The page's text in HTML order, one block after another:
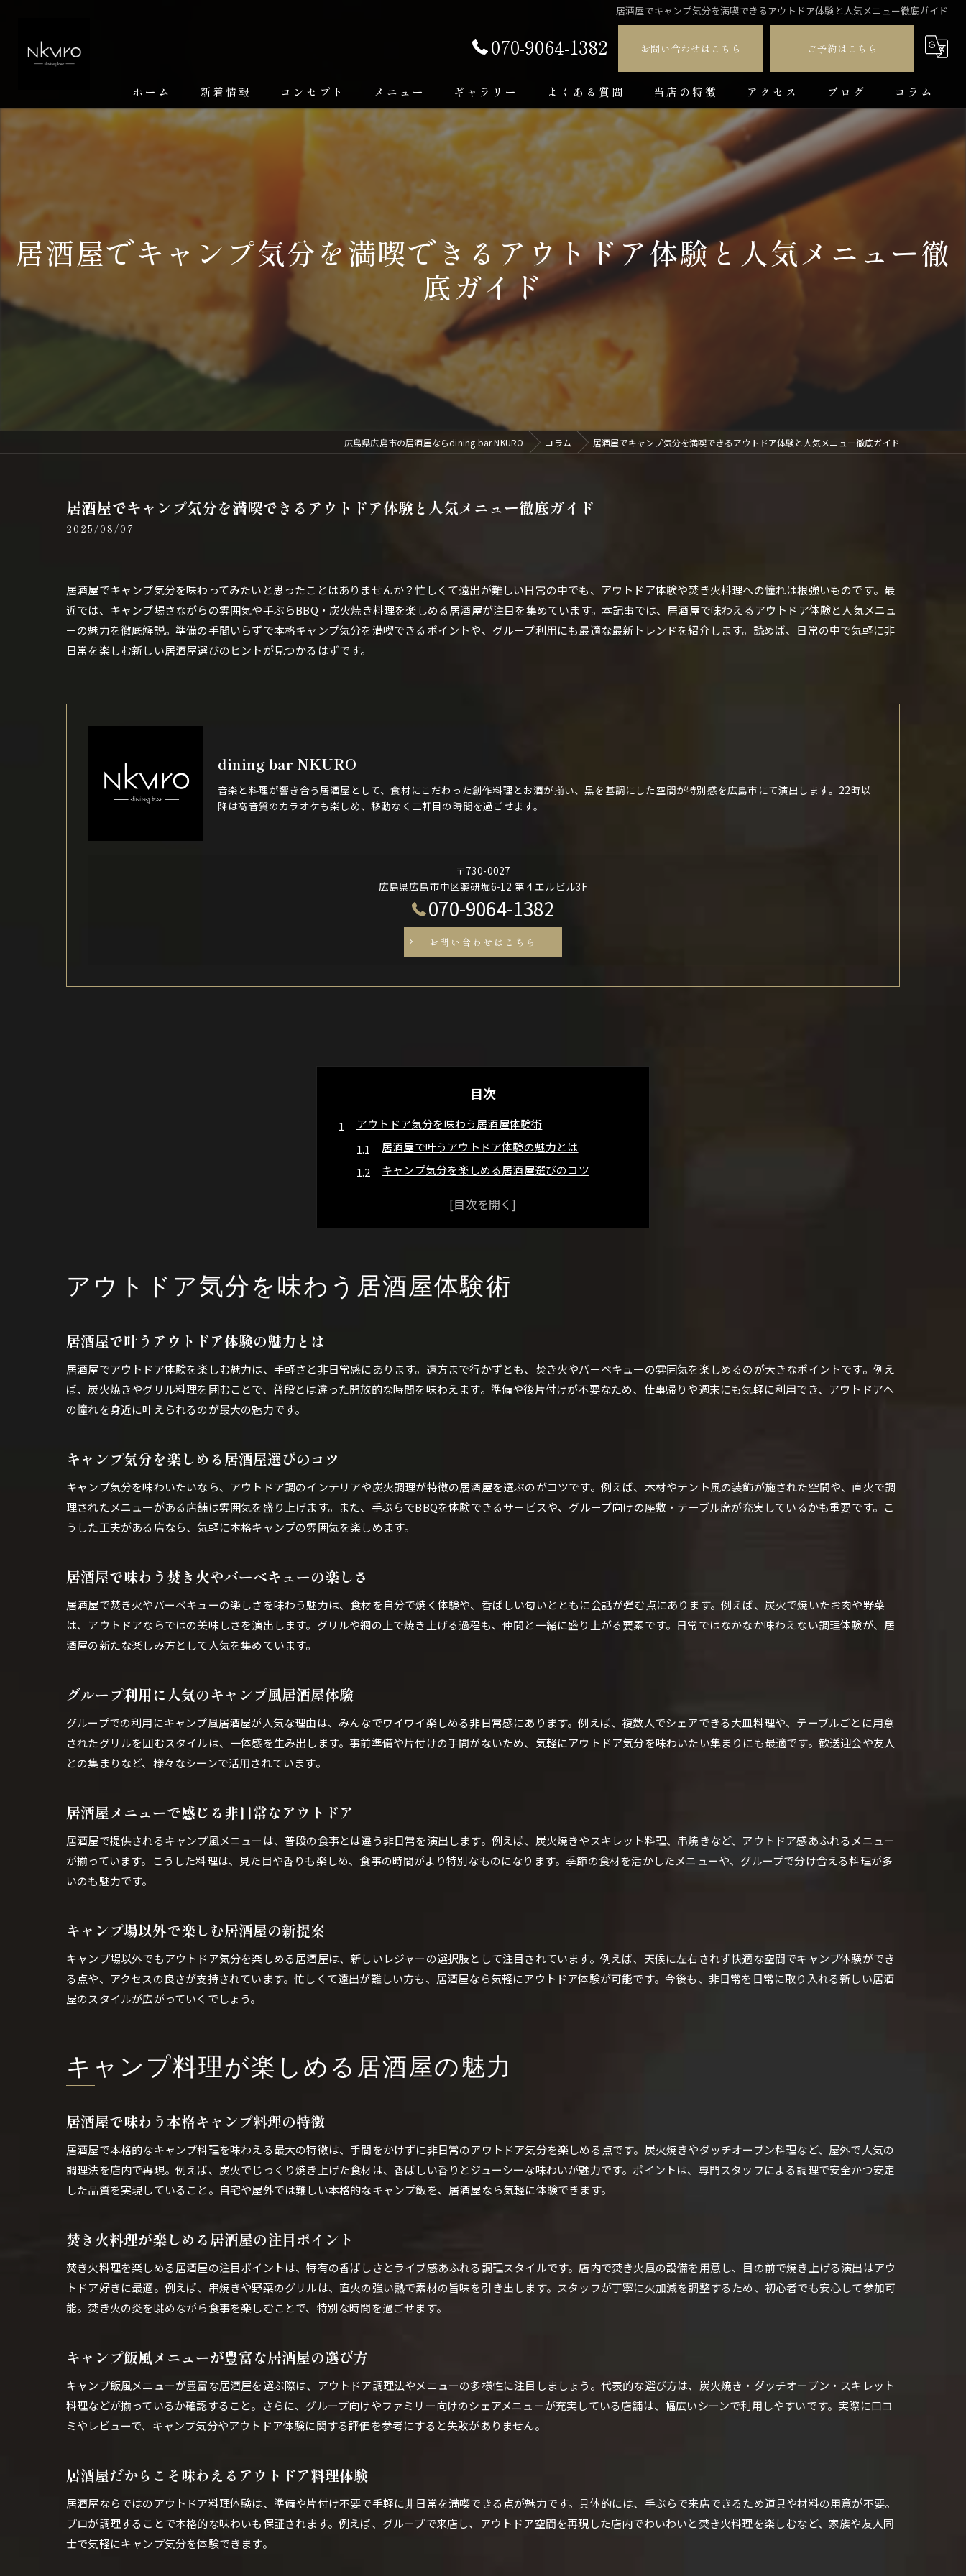
居酒屋でキャンプ気分を満喫できるアウトドア体験と人気メニュー徹底ガイド
070-9064-1382 お問い合わせはこちら ご予約はこちら
ホーム 新着情報 コンセプト メニュー ギャラリー よくある質問 当店の特徴
ダイニングバー
貸切
カラオケ
飲み放題
アクセス ブログ コラム
居酒屋でキャンプ気分を満喫できるアウトドア体験と人気メニュー徹
底ガイド
広島県広島市の居酒屋ならdining bar NKURO コラム 居酒屋でキャンプ気分を満喫できるアウトドア体験と人気メニュー徹底ガイド
居酒屋でキャンプ気分を満喫できるアウトドア体験と人気メニュー徹底ガイド
2025/08/07
居酒屋でキャンプ気分を味わってみたいと思ったことはありませんか？忙しくて遠出が難しい日常の中でも、アウトドア体験や焚き火料理への憧れは根強いものです。最
近では、キャンプ場さながらの雰囲気や手ぶらBBQ・炭火焼き料理を楽しめる居酒屋が注目を集めています。本記事では、居酒屋で味わえるアウトドア体験と人気メニュ
ーの魅力を徹底解説。準備の手間いらずで本格キャンプ気分を満喫できるポイントや、グループ利用にも最適な最新トレンドを紹介します。読めば、日常の中で気軽に非
日常を楽しむ新しい居酒屋選びのヒントが見つかるはずです。
dining bar NKURO
音楽と料理が響き合う居酒屋として、食材にこだわった創作料理とお酒が揃い、黒を基調にした空間が特別感を広島市にて演出します。22時以
降は高音質のカラオケも楽しめ、移動なく二軒目の時間を過ごせます。
〒730-0027
広島県広島市中区薬研堀6-12 第４エルビル3F
070-9064-1382
お問い合わせはこちら
目次
アウトドア気分を味わう居酒屋体験術
居酒屋で叶うアウトドア体験の魅力とは
キャンプ気分を楽しめる居酒屋選びのコツ
グループ利用に人気のキャンプ風居酒屋体験
キャンプ料理が楽しめる居酒屋の魅力
居酒屋だからこそ味わえるアウトドア料理体験
人気のキャンプ居酒屋メニュー紹介と選び方
手ぶらで本格バーベキューを体験できる居酒屋
居酒屋のBBQプランでアウトドア気分を満喫
焚き火や焼肉も満喫できる新感覚居酒屋
居酒屋で焚き火体験を味わうポイント
居酒屋メニューで味わうキャンプ風焼肉
非日常を楽しめるアウトドア居酒屋体験
居酒屋で叶う日常脱出のキャンプ体験術
焚き火やバーベキューを居酒屋で体験する方法
居酒屋で体験する本格バーベキューの魅力
バーベキュー居酒屋のおすすめメニュー紹介
デイキャンプ気分を居酒屋で味わうコツ
デイキャンプとキャンプの違いを居酒屋で体感
短時間で楽しむ居酒屋デイキャンプのコツ
アウトドア体験ができる居酒屋の選び方
居酒屋選びのコツとアウトドア気分の両立術
口コミで話題のアウトドア居酒屋活用法
アウトドア気分を味わう居酒屋体験術
居酒屋で叶うアウトドア体験の魅力とは
居酒屋でアウトドア体験を楽しむ魅力は、手軽さと非日常感にあります。遠方まで行かずとも、焚き火やバーベキューの雰囲気を楽しめるのが大きなポイントです。例え
ば、炭火焼きやグリル料理を囲むことで、普段とは違った開放的な時間を味わえます。準備や後片付けが不要なため、仕事帰りや週末にも気軽に利用でき、アウトドアへ
の憧れを身近に叶えられるのが最大の魅力です。
キャンプ気分を楽しめる居酒屋選びのコツ
キャンプ気分を味わいたいなら、アウトドア調のインテリアや炭火調理が特徴の居酒屋を選ぶのがコツです。例えば、木材やテント風の装飾が施された空間や、直火で調
理されたメニューがある店舗は雰囲気を盛り上げます。また、手ぶらでBBQを体験できるサービスや、グループ向けの座敷・テーブル席が充実しているかも重要です。こ
うした工夫がある店なら、気軽に本格キャンプの雰囲気を楽しめます。
居酒屋で味わう焚き火やバーベキューの楽しさ
居酒屋で焚き火やバーベキューの楽しさを味わう魅力は、食材を自分で焼く体験や、香ばしい匂いとともに会話が弾む点にあります。例えば、炭火で焼いたお肉や野菜
は、アウトドアならではの美味しさを演出します。グリルや網の上で焼き上げる過程も、仲間と一緒に盛り上がる要素です。日常ではなかなか味わえない調理体験が、居
酒屋の新たな楽しみ方として人気を集めています。
グループ利用に人気のキャンプ風居酒屋体験
グループでの利用にキャンプ風居酒屋が人気な理由は、みんなでワイワイ楽しめる非日常感にあります。例えば、複数人でシェアできる大皿料理や、テーブルごとに用意
されたグリルを囲むスタイルは、一体感を生み出します。事前準備や片付けの手間がないため、気軽にアウトドア気分を味わいたい集まりにも最適です。歓送迎会や友人
との集まりなど、様々なシーンで活用されています。
居酒屋メニューで感じる非日常なアウトドア
居酒屋で提供されるキャンプ風メニューは、普段の食事とは違う非日常を演出します。例えば、炭火焼きやスキレット料理、串焼きなど、アウトドア感あふれるメニュー
が揃っています。こうした料理は、見た目や香りも楽しめ、食事の時間がより特別なものになります。季節の食材を活かしたメニューや、グループで分け合える料理が多
いのも魅力です。
キャンプ場以外で楽しむ居酒屋の新提案
キャンプ場以外でもアウトドア気分を楽しめる居酒屋は、新しいレジャーの選択肢として注目されています。例えば、天候に左右されず快適な空間でキャンプ体験ができ
る点や、アクセスの良さが支持されています。忙しくて遠出が難しい方も、居酒屋なら気軽にアウトドア体験が可能です。今後も、非日常を日常に取り入れる新しい居酒
屋のスタイルが広がっていくでしょう。
キャンプ料理が楽しめる居酒屋の魅力
居酒屋で味わう本格キャンプ料理の特徴
居酒屋で本格的なキャンプ料理を味わえる最大の特徴は、手間をかけずに非日常のアウトドア気分を楽しめる点です。炭火焼きやダッチオーブン料理など、屋外で人気の
調理法を店内で再現。例えば、炭火でじっくり焼き上げた食材は、香ばしい香りとジューシーな味わいが魅力です。ポイントは、専門スタッフによる調理で安全かつ安定
した品質を実現していること。自宅や屋外では難しい本格的なキャンプ飯を、居酒屋なら気軽に体験できます。
焚き火料理が楽しめる居酒屋の注目ポイント
焚き火料理を楽しめる居酒屋の注目ポイントは、特有の香ばしさとライブ感あふれる調理スタイルです。店内で焚き火風の設備を用意し、目の前で焼き上げる演出はアウ
トドア好きに最適。例えば、串焼きや野菜のグリルは、直火の強い熱で素材の旨味を引き出します。スタッフが丁寧に火加減を調整するため、初心者でも安心して参加可
能。焚き火の炎を眺めながら食事を楽しむことで、特別な時間を過ごせます。
キャンプ飯風メニューが豊富な居酒屋の選び方
キャンプ飯風メニューが豊富な居酒屋を選ぶ際は、アウトドア調理法やメニューの多様性に注目しましょう。代表的な選び方は、炭火焼き・ダッチオーブン・スキレット
料理などが揃っているか確認すること。さらに、グループ向けやファミリー向けのシェアメニューが充実している店舗は、幅広いシーンで利用しやすいです。実際に口コ
ミやレビューで、キャンプ気分やアウトドア体験に関する評価を参考にすると失敗がありません。
居酒屋だからこそ味わえるアウトドア料理体験
居酒屋ならではのアウトドア料理体験は、準備や片付け不要で手軽に非日常を満喫できる点が魅力です。具体的には、手ぶらで来店できるため道具や材料の用意が不要。
プロが調理することで本格的な味わいも保証されます。例えば、グループで来店し、アウトドア空間を再現した店内でわいわいと焚き火料理を楽しむなど、家族や友人同
士で気軽にキャンプ気分を体験できます。